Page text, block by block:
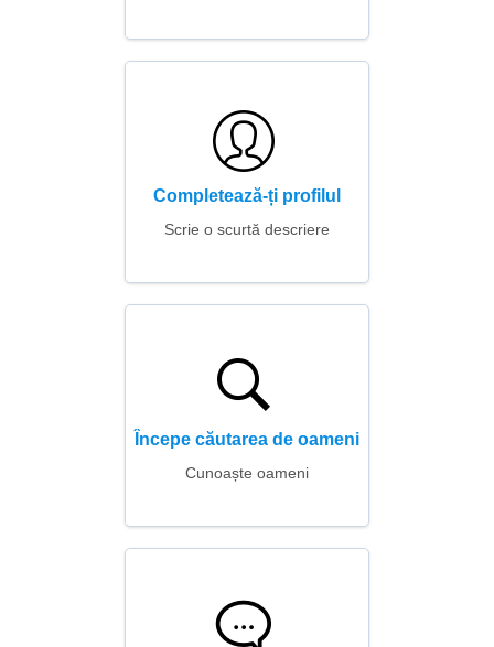
Completează-ți profilul
Scrie o scurtă descriere
Începe căutarea de oameni
Cunoaște oameni